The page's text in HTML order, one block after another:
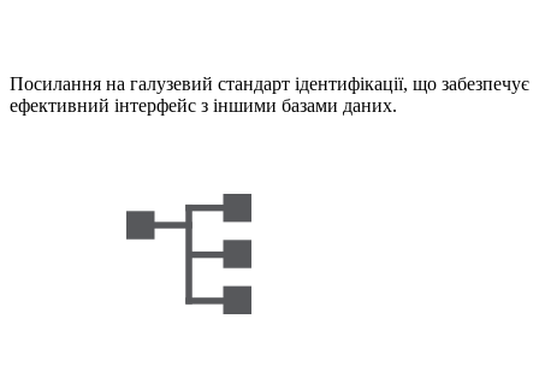
Посилання на галузевий стандарт ідентифікації, що забезпечує
ефективний інтерфейс з іншими базами даних.